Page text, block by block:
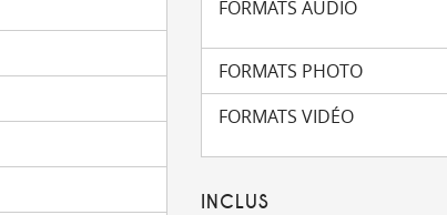
FORMATS AUDIO
FORMATS PHOTO
FORMATS VIDÉO
INCLUS